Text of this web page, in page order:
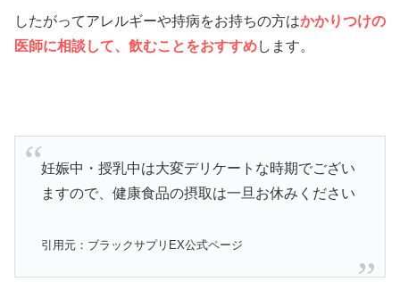
したがってアレルギーや持病をお持ちの方はかかりつけの
医師に相談して、飲むことをおすすめします。
妊娠中・授乳中は大変デリケートな時期でござい
ますので、健康食品の摂取は一旦お休みください
引用元：ブラックサプリEX公式ページ